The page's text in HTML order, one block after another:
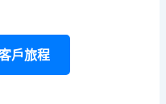
戶旅程